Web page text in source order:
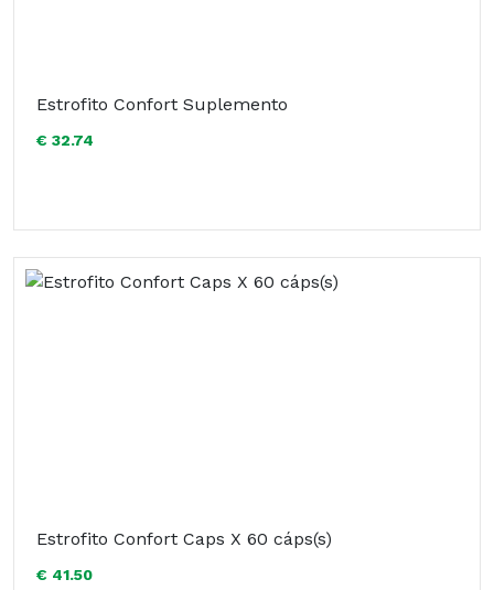
Estrofito Confort Suplemento
€ 32.74
Estrofito Confort Caps X 60 cáps(s)
€ 41.50